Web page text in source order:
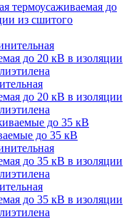
термоусаживаемая до
из сшитого
до 20 кВ в изоляции
до 35 кВ
до 35 кВ в изоляции